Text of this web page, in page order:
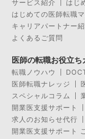
サービス紹介
はじ
はじめての医師転職
キャリアパートナー
よくあるご質問
医師の転職お役立ち
転職ノウハウ
医師転職ナレッジ
スペシャルコラム
開業医支援サポート
求人のお知らせ代行
開業医支援サポート